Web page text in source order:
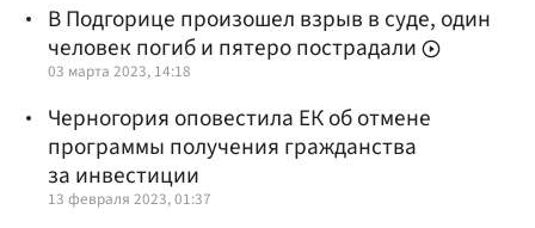
В Подгорице произошел взрыв в суде, один
человек погиб и пятеро пострадали
03 марта 2023, 14:18
Черногория оповестила ЕК об отмене
программы получения гражданства
за инвестиции
13 февраля 2023, 01:37